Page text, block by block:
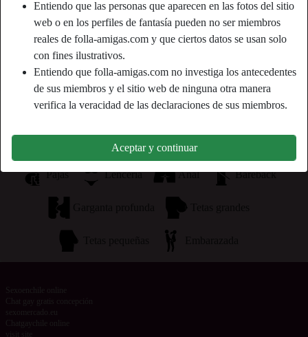
Entiendo que las personas que aparecen en las fotos del sitio
web o en los perfiles de fantasía pueden no ser miembros
reales de folla-amigas.com y que ciertos datos se usan solo
con fines ilustrativos.
Entiendo que folla-amigas.com no investiga los antecedentes
de sus miembros y el sitio web de ninguna otra manera
verifica la veracidad de las declaraciones de sus miembros.
Aceptar y continuar
Colombiano 18 años, polla de 15 cm
Está buscando
Mujer, 18-25, 26-35
Mamadas
Pajas Lencería Anal Bareback